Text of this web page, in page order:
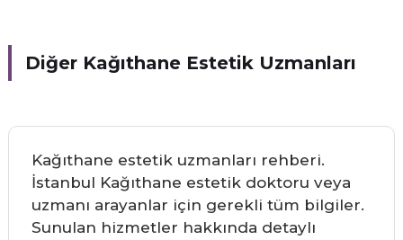
Diğer Kağıthane Estetik Uzmanları
Kağıthane estetik uzmanları rehberi.
İstanbul Kağıthane estetik doktoru veya
uzmanı arayanlar için gerekli tüm bilgiler.
Sunulan hizmetler hakkında detaylı